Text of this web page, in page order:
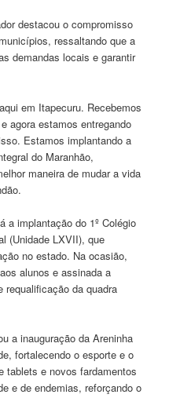
destacou o compromisso
ressaltando que a
demandas locais e garantir
em Itapecuru. Recebemos
agora estamos entregando
Estamos implantando a
do Maranhão,
maneira de mudar a vida
a implantação do 1º Colégio
(Unidade LXVII), que
no estado. Na ocasião,
alunos e assinada a
requalificação da quadra
a inauguração da Areninha
fortalecendo o esporte e o
tablets e novos fardamentos
e de endemias, reforçando o